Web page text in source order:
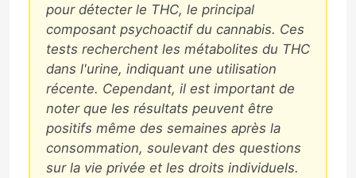
pour détecter le THC, le principal
composant psychoactif du cannabis. Ces
tests recherchent les métabolites du THC
dans l'urine, indiquant une utilisation
récente. Cependant, il est important de
noter que les résultats peuvent être
positifs même des semaines après la
consommation, soulevant des questions
sur la vie privée et les droits individuels.